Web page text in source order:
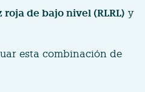
de bajo nivel (RLRL) y
esta combinación de